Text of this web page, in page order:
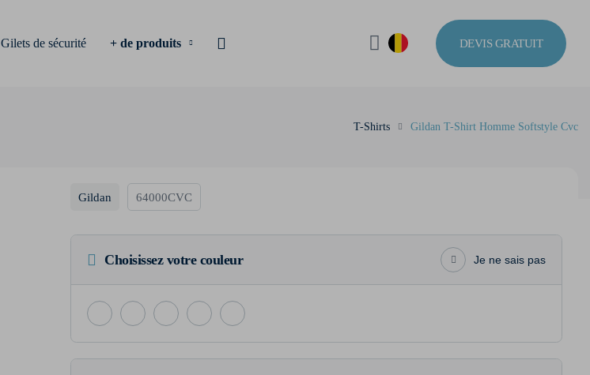
Gilets de sécurité + de produits DEVIS GRATUIT
T-Shirts Gildan T-Shirt Homme Softstyle Cvc
Gildan 64000CVC
Choisissez votre couleur Je ne sais pas